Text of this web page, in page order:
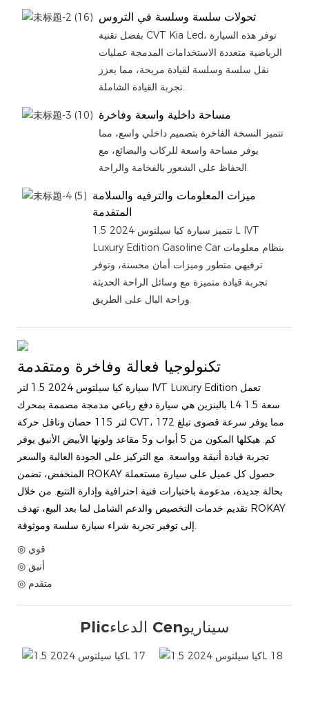
تحولات سلسة وسلسة في التروس
بفضل تقنية CVT Kia Led، توفر هذه السيارة
الرياضية متعددة الاستخدامات المدمجة عمليات
نقل سلسة وسلسة لقيادة مريحة، مما يعزز
تجربة القيادة الشاملة.
مساحة داخلية واسعة وفاخرة
تتميز النسخة الفاخرة بتصميم داخلي واسع، مما
يوفر مساحة واسعة للركاب والبضائع، مع
الحفاظ على الشعور بالفخامة والراحة.
ميزات المعلومات والترفيه والسلامة
المتقدمة
تتميز سيارة كيا سيلتوس 2024 1.5 L IVT
Luxury Edition Gasoline Car بنظام معلومات
ترفيهي متطور وميزات أمان محسنة، وتوفر
تجربة قيادة متميزة مع وسائل الراحة الحديثة
وراحة البال على الطريق.
تكنولوجيا فعالة وفاخرة ومتقدمة
سيارة كيا سيلتوس 2024 1.5 لتر IVT Luxury Edition تعمل
بالبنزين هي سيارة دفع رباعي مدمجة مصممة بمحرك L4 سعة 1.5
لتر 115 حصان وناقل حركة CVT، مما يوفر سرعة قصوى تبلغ 172
كم. هيكلها المكون من 5 أبواب و5 مقاعد ولونها الأبيض الأنيق يوفر
تجربة قيادة أنيقة وواسعة. مع التركيز على الجودة العالية والسعر
المنخفض، تضمن ROKAY حصول كل عميل على سيارة مستعملة
بحالة جديدة، مدعومة باختبارات فنية احترافية وإدارة التتبع. من خلال
تقديم خدمات التخصيص والدعم الشامل لما بعد البيع، تهدف ROKAY
إلى توفير تجربة شراء سيارة سلسة وموثوقة.
◎ قوي
◎ أنيق
◎ متقدم
Plicالدعاء Cenسيناريو